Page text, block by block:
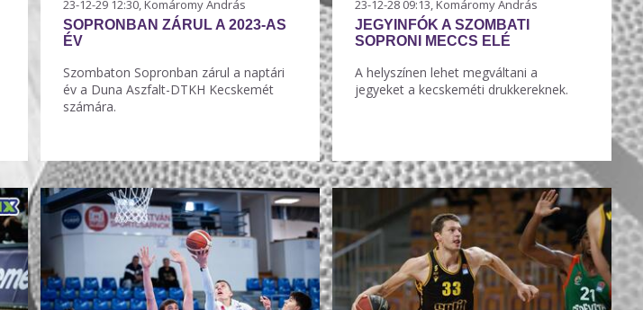
23-12-29 12:30, Komáromy András
SOPRONBAN ZÁRUL A 2023-AS
ÉV
Szombaton Sopronban zárul a naptári
év a Duna Aszfalt-DTKH Kecskemét
számára.
23-12-28 09:13, Komáromy András
JEGYINFÓK A SZOMBATI
SOPRONI MECCS ELÉ
A helyszínen lehet megváltani a
jegyeket a kecskeméti drukkereknek.